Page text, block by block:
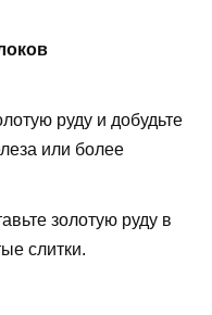
руду и добудьте
или более
золотую руду в
слитки.